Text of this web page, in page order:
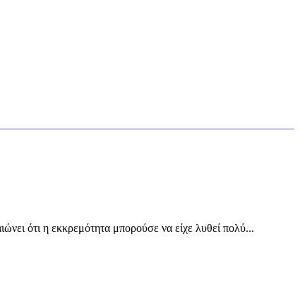
ότι η εκκρεμότητα μπορούσε να είχε λυθεί πολύ...